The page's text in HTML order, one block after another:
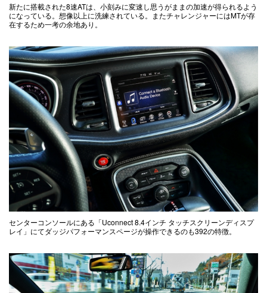
新たに搭載された8速ATは、小刻みに変速し思うがままの加速が得られるよう
になっている。想像以上に洗練されている。またチャレンジャーにはMTが存
在するため一考の余地あり。
センターコンソールにある「Uconnect 8.4インチ タッチスクリーンディスプ
レイ」にてダッジパフォーマンスページが操作できるのも392の特徴。